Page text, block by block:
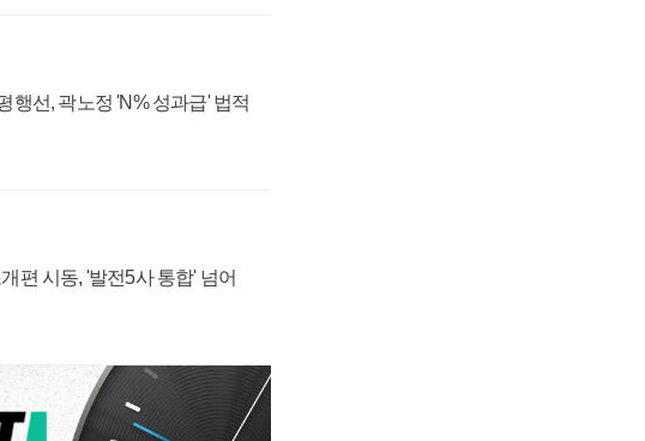
행선, 곽노정 'N% 성과급' 법적
편 시동, '발전5사 통합' 넘어